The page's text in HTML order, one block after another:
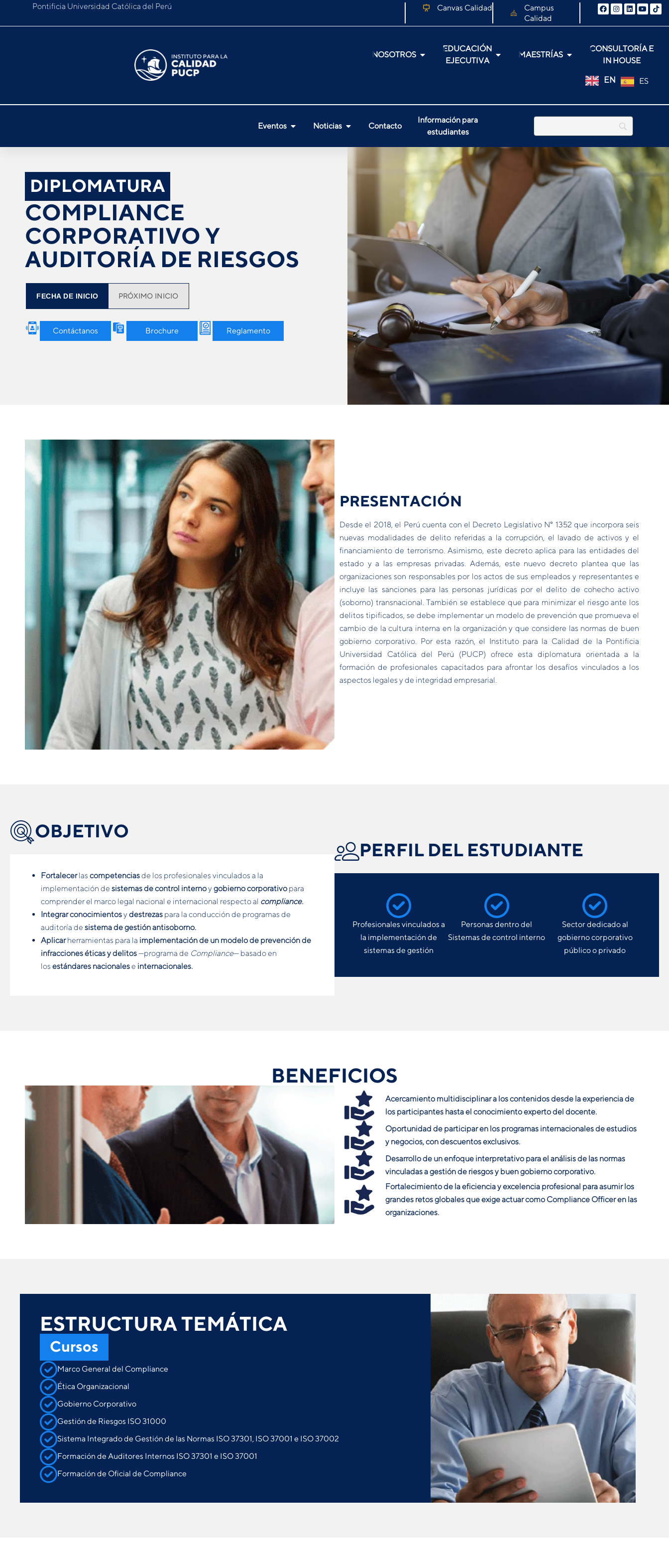
Pontificia Universidad Católica del Perú Canvas Calidad
Campus
Calidad
NOSOTROS
EDUCACIÓN
EJECUTIVA
MAESTRÍAS
CONSULTORÍA E
IN HOUSE
EN ES
Eventos Noticias Contacto
Información para
estudiantes
DIPLOMATURA
COMPLIANCE
CORPORATIVO Y
AUDITORÍA DE RIESGOS
FECHA DE INICIO PRÓXIMO INICIO
Contáctanos Brochure Reglamento
PRESENTACIÓN
Desde el 2018, el Perú cuenta con el Decreto Legislativo N° 1352 que incorpora seis
nuevas modalidades de delito referidas a la corrupción, el lavado de activos y el
financiamiento de terrorismo. Asimismo, este decreto aplica para las entidades del
estado y a las empresas privadas. Además, este nuevo decreto plantea que las
organizaciones son responsables por los actos de sus empleados y representantes e
incluye las sanciones para las personas jurídicas por el delito de cohecho activo
(soborno) transnacional. También se establece que para minimizar el riesgo ante los
delitos tipificados, se debe implementar un modelo de prevención que promueva el
cambio de la cultura interna en la organización y que considere las normas de buen
gobierno corporativo. Por esta razón, el Instituto para la Calidad de la Pontificia
Universidad Católica del Perú (PUCP) ofrece esta diplomatura orientada a la
formación de profesionales capacitados para afrontar los desafíos vinculados a los
aspectos legales y de integridad empresarial.
OBJETIVO
Fortalecerlas competenciasde los profesionales vinculados a la
implementación de sistemas de control internoygobierno corporativo para
comprender el marco legal nacional e internacional respecto al compliance.
Integrarconocimientosydestrezas para la conducción de programas de
auditoría de sistema de gestión antisoborno.
Aplicarherramientas para la implementación de un modelo de prevención de
infracciones éticas y delitos—programa de Compliance— basado en
los estándares nacionalese internacionales.
PERFIL DEL ESTUDIANTE
Profesionales vinculados a
la implementación de
sistemas de gestión
Personas dentro del
Sistemas de control interno
Sector dedicado al
gobierno corporativo
público o privado
BENEFICIOS
Acercamiento multidisciplinar a los contenidos desde la experiencia de
los participantes hasta el conocimiento experto del docente.
Oportunidad de participar en los programas internacionales de estudios
y negocios, con descuentos exclusivos.
Desarrollo de un enfoque interpretativo para el análisis de las normas
vinculadas a gestión de riesgos y buen gobierno corporativo.
Fortalecimiento de la eficiencia y excelencia profesional para asumir los
grandes retos globales que exige actuar como Compliance Officer en las
organizaciones.
ESTRUCTURA TEMÁTICA
Cursos
Marco General del Compliance
Ética Organizacional
Gobierno Corporativo
Gestión de Riesgos ISO 31000
Sistema Integrado de Gestión de las Normas ISO 37301, ISO 37001 e ISO 37002
Formación de Auditores Internos ISO 37301 e ISO 37001
Formación de Oficial de Compliance